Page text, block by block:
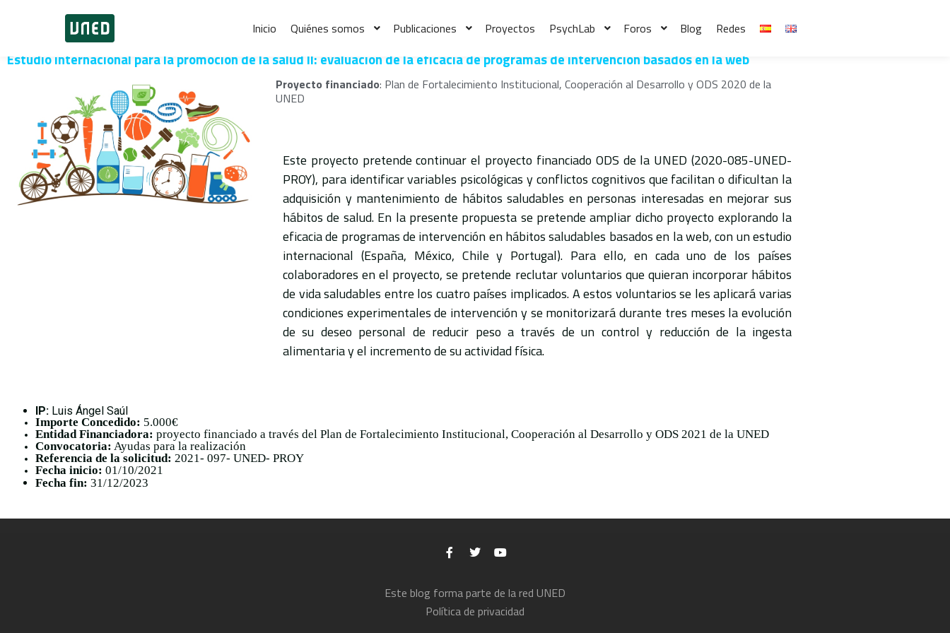
Inicio Quiénes somos Publicaciones Proyectos PsychLab Foros Blog Redes
Estudio internacional para la promoción de la salud II: evaluación de la eficacia de programas de intervención basados en la web
Proyecto financiado: Plan de Fortalecimiento Institucional, Cooperación al Desarrollo y ODS 2020 de la
UNED
Este proyecto pretende continuar el proyecto financiado ODS de la UNED (2020-085-UNED-
PROY), para identificar variables psicológicas y conflictos cognitivos que facilitan o dificultan la
adquisición y mantenimiento de hábitos saludables en personas interesadas en mejorar sus
hábitos de salud. En la presente propuesta se pretende ampliar dicho proyecto explorando la
eficacia de programas de intervención en hábitos saludables basados en la web, con un estudio
internacional (España, México, Chile y Portugal). Para ello, en cada uno de los países
colaboradores en el proyecto, se pretende reclutar voluntarios que quieran incorporar hábitos
de vida saludables entre los cuatro países implicados. A estos voluntarios se les aplicará varias
condiciones experimentales de intervención y se monitorizará durante tres meses la evolución
de su deseo personal de reducir peso a través de un control y reducción de la ingesta
alimentaria y el incremento de su actividad física.
IP: Luis Ángel Saúl
Importe Concedido: 5.000€
Entidad Financiadora: proyecto financiado a través del Plan de Fortalecimiento Institucional, Cooperación al Desarrollo y ODS 2021 de la UNED
Convocatoria: Ayudas para la realización
Referencia de la solicitud: 2021- 097- UNED- PROY
Fecha inicio: 01/10/2021
Fecha fin: 31/12/2023
Este blog forma parte de la red UNED
Política de privacidad